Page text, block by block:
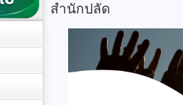
สำนักปลัด